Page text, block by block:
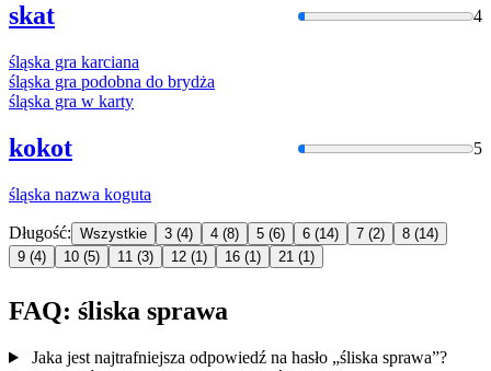
skat 4
śląska gra karciana
śląska gra podobna do brydża
śląska gra w karty
kokot 5
śląska nazwa koguta
Długość: Wszystkie 3 (4) 4 (8) 5 (6) 6 (14) 7 (2) 8 (14)
9 (4) 10 (5) 11 (3) 12 (1) 16 (1) 21 (1)
FAQ: śliska sprawa
Jaka jest najtrafniejsza odpowiedź na hasło „śliska sprawa”?